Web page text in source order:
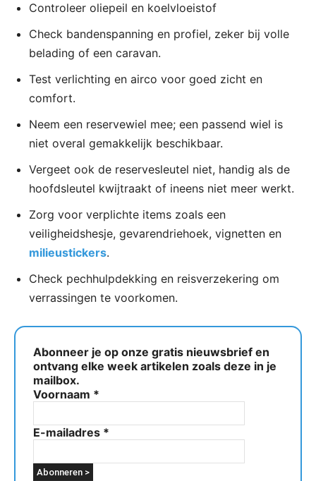
Controleer oliepeil en koelvloeistof
Check bandenspanning en profiel, zeker bij volle
belading of een caravan.
Test verlichting en airco voor goed zicht en
comfort.
Neem een reservewiel mee; een passend wiel is
niet overal gemakkelijk beschikbaar.
Vergeet ook de reservesleutel niet, handig als de
hoofdsleutel kwijtraakt of ineens niet meer werkt.
Zorg voor verplichte items zoals een
veiligheidshesje, gevarendriehoek, vignetten en
milieustickers.
Check pechhulpdekking en reisverzekering om
verrassingen te voorkomen.
Abonneer je op onze gratis nieuwsbrief en
ontvang elke week artikelen zoals deze in je
mailbox.
Voornaam *
E-mailadres *